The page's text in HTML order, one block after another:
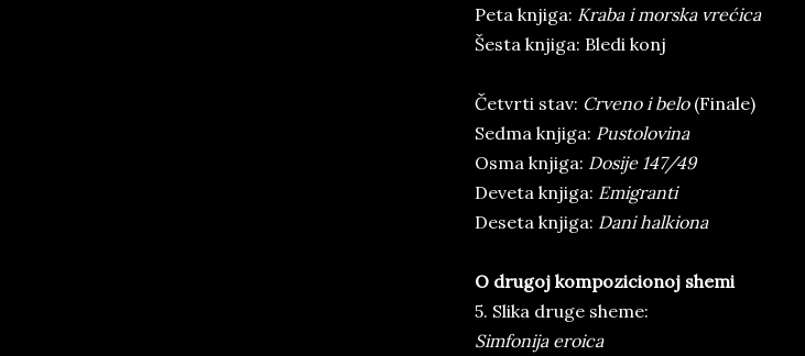
Peta knjiga: Kraba i morska vrećica
Šesta knjiga: Bledi konj
Četvrti stav: Crveno i belo(Finale)
Sedma knjiga: Pustolovina
Osma knjiga: Dosije 147/49
Deveta knjiga: Emigranti
Deseta knjiga: Dani halkiona
O drugoj kompozicionoj shemi
5. Slika druge sheme:
Simfonija eroica